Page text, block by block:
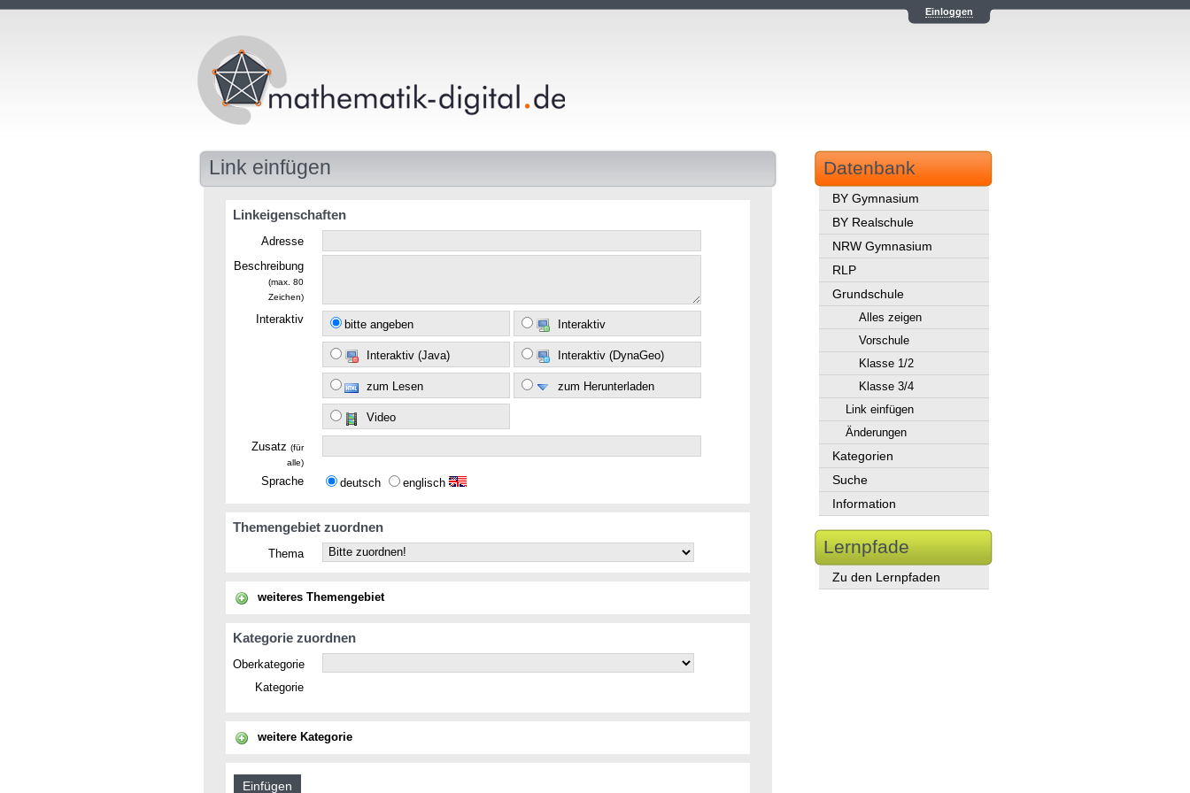
Einloggen
Link einfügen
Linkeigenschaften
Adresse
Beschreibung
(max. 80
Zeichen)
Interaktiv bitte angeben Interaktiv
Interaktiv (Java) Interaktiv (DynaGeo)
zum Lesen zum Herunterladen
Video
Zusatz (für
alle)
Sprache deutsch englisch
Themengebiet zuordnen
Thema
weiteres Themengebiet
Kategorie zuordnen
Oberkategorie
Kategorie
weitere Kategorie
Datenbank
BY Gymnasium
BY Realschule
NRW Gymnasium
RLP
Grundschule
Alles zeigen
Vorschule
Klasse 1/2
Klasse 3/4
Link einfügen
Änderungen
Kategorien
Suche
Information
Lernpfade
Zu den Lernpfaden